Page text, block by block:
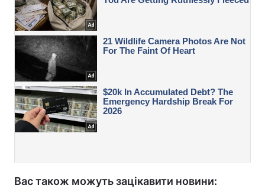
Вас також можуть зацікавити новини: